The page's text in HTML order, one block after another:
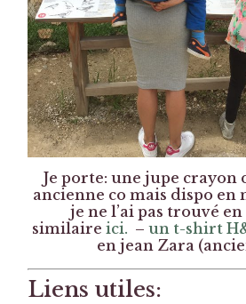
Je porte: une jupe crayon
ancienne co mais dispo en
je ne l’ai pas trouvé
similaire ici. – un t-shirt
en jean Zara
Liens utiles: